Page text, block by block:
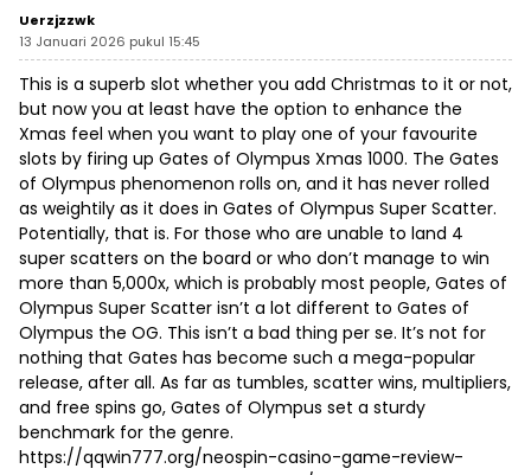
Uerzjzzwk
13 Januari 2026 pukul 15:45
This is a superb slot whether you add Christmas to it or not,
but now you at least have the option to enhance the
Xmas feel when you want to play one of your favourite
slots by firing up Gates of Olympus Xmas 1000. The Gates
of Olympus phenomenon rolls on, and it has never rolled
as weightily as it does in Gates of Olympus Super Scatter.
Potentially, that is. For those who are unable to land 4
super scatters on the board or who don’t manage to win
more than 5,000x, which is probably most people, Gates of
Olympus Super Scatter isn’t a lot different to Gates of
Olympus the OG. This isn’t a bad thing per se. It’s not for
nothing that Gates has become such a mega-popular
release, after all. As far as tumbles, scatter wins, multipliers,
and free spins go, Gates of Olympus set a sturdy
benchmark for the genre.
https://qqwin777.org/neospin-casino-game-review-